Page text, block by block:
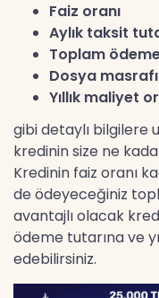
Faiz oranı
Aylık taksit
Toplam
Dosya masrafı
Yıllık maliyet
gibi detaylı bilgilere
kredinin size ne
Kredinin faiz oranı
de ödeyeceğiniz
avantajlı olacak
ödeme tutarına ve
edebilirsiniz.